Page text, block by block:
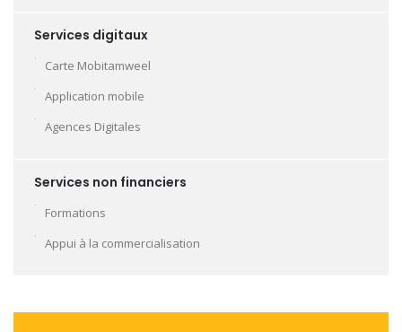
Services digitaux
Carte Mobitamweel
Application mobile
Agences Digitales
Services non financiers
Formations
Appui à la commercialisation